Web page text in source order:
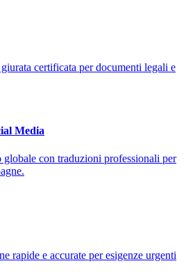
certificata per documenti legali e
Media
con traduzioni professionali per
rapide e accurate per esigenze urgenti